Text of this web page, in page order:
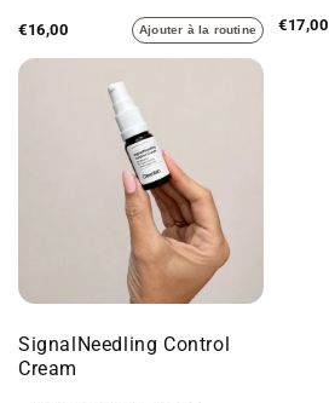
€16,00 Ajouter à la routine €17,00
SignalNeedling Control
Cream